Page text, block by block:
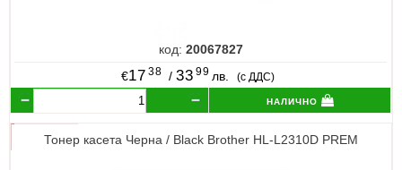
код: 20067827
€17 38 / 33 99 лв. (с ДДС)
налично
Тонер касета Черна / Black Brother HL-L2310D PREM